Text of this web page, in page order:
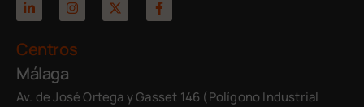
Centros
Málaga
Av. de José Ortega y Gasset 146 (Polígono Industrial